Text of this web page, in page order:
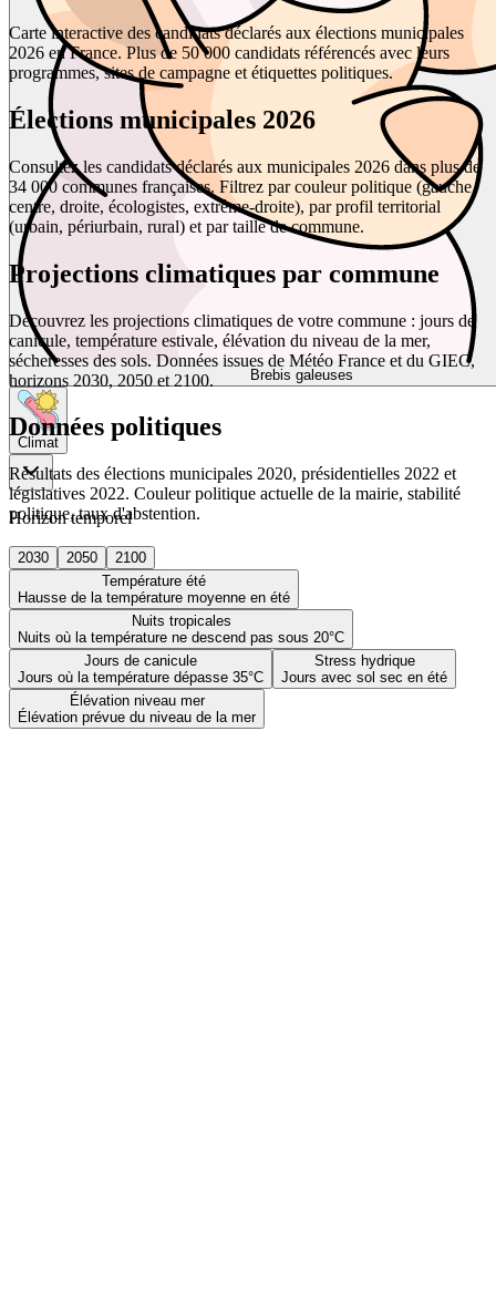
Brebis galeuses
Climat
Horizon temporel
2030 2050
2100
Température été
Hausse de la température moyenne en été
Nuits tropicales
Nuits où la température ne descend pas sous 20°C
Jours de canicule
Jours où la température dépasse 35°C
Stress hydrique
Jours avec sol sec en été
Élévation niveau mer
Élévation prévue du niveau de la mer
Carte interactive des candidats déclarés aux élections municipales
2026 en France. Plus de 50 000 candidats référencés avec leurs
programmes, sites de campagne et étiquettes politiques.
Élections municipales 2026
Consultez les candidats déclarés aux municipales 2026 dans plus de
34 000 communes françaises. Filtrez par couleur politique (gauche,
centre, droite, écologistes, extrême-droite), par profil territorial
(urbain, périurbain, rural) et par taille de commune.
Projections climatiques par commune
Découvrez les projections climatiques de votre commune : jours de
canicule, température estivale, élévation du niveau de la mer,
sécheresses des sols. Données issues de Météo France et du GIEC,
horizons 2030, 2050 et 2100.
Données politiques
Résultats des élections municipales 2020, présidentielles 2022 et
législatives 2022. Couleur politique actuelle de la mairie, stabilité
politique, taux d'abstention.